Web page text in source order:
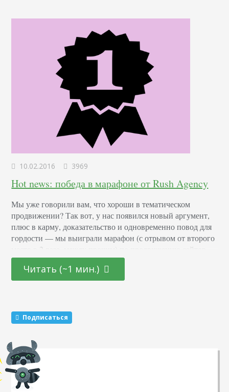
10.02.2016 3969
Hot news: победа в марафоне от Rush Agency
Мы уже говорили вам, что хороши в тематическом
продвижении? Так вот, у нас появился новый аргумент,
плюс в карму, доказательство и одновременно повод для
гордости — мы выиграли марафон (с отрывом от второго
место в 2 раза, между прочим) по продвижению сайтов
под поисковой трафик. Начнем со спонсоров марафона,
которые наградили нас большей частью призового фонда
(630$) и всякие подарочки…
Читать (~1 мин.)
Подписаться